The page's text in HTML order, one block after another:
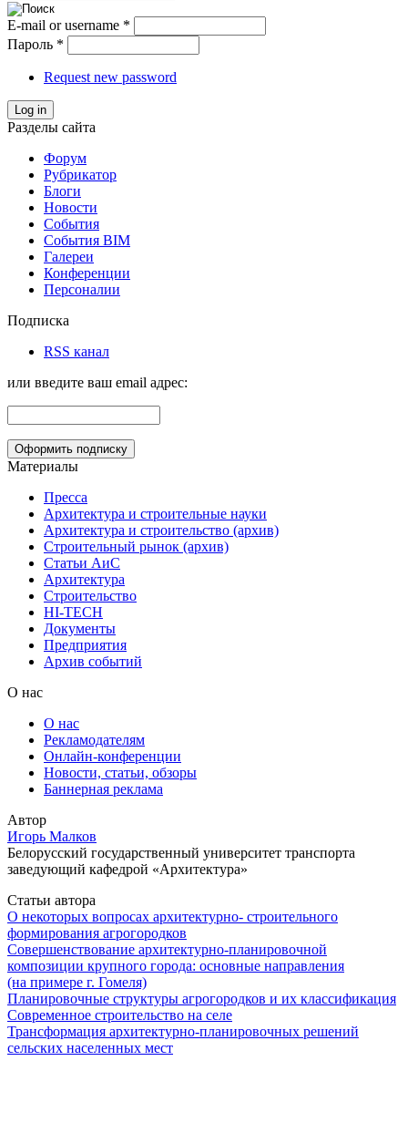
E-mail or username *
Пароль *
Request new password
Log in
Разделы сайта
Форум
Рубрикатор
Блоги
Новости
События
События BIM
Галереи
Конференции
Персоналии
Подписка
RSS канал
или введите ваш email адрес:
Материалы
Пресса
Архитектура и строительные науки
Архитектура и строительство (архив)
Строительный рынок (архив)
Статьи АиС
Архитектура
Строительство
HI-TECH
Документы
Предприятия
Архив событий
О нас
О нас
Рекламодателям
Онлайн-конференции
Новости, статьи, обзоры
Баннерная реклама
Автор
Игорь Малков
Белорусский государственный университет транспорта
заведующий кафедрой «Архитектура»
Статьи автора
О некоторых вопросах архитектурно- строительного
формирования агрогородков
Совершенствование архитектурно-планировочной
композиции крупного города: основные направления
(на примере г. Гомеля)
Планировочные структуры агрогородков и их классификация
Современное строительство на селе
Трансформация архитектурно-планировочных решений
сельских населенных мест